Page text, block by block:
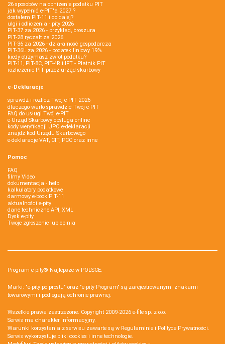
26 sposobów na obniżenie podatku PIT
jak wypełnić e-PIT'a 2027 ?
dostałem PIT-11 i co dalej?
ulgi i odliczenia - pity 2026
PIT-37 za 2026 - przykład, broszura
PIT-28 ryczałt za 2026
PIT-36 za 2026 - działalność gospodarcza
PIT-36L za 2026 - podatek liniowy 19%
kiedy otrzymasz zwrot podatku?
PIT-11, PIT-8C, PIT-4R i IFT - Płatnik PIT
rozliczenie PIT przez urząd skarbowy
e-Deklaracje
sprawdź i rozlicz Twój e PIT 2026
dlaczego warto sprawdzić Twój e-PIT
FAQ do usługi Twój e-PIT
e-Urząd Skarbowy obsługa online
kody weryfikacji UPO e-deklaracji
znajdź kod Urzędu Skarbowego
e-deklaracje VAT, CIT, PCC oraz inne
Pomoc
FAQ
filmy Video
dokumentacja - help
kalkulatory podatkowe
darmowy e-book PIT-11
aktualności e-pity
dane techniczne API, XML
Dysk e-pity
Twoje zgłoszenie lub opinia
Program e-pity® Najlepsze w POLSCE.
Marki: "e-pity po prostu" oraz "e-pity Program" są zarejestrowanymi znakami
towarowymi i podlegają ochronie prawnej.
Wszelkie prawa zastrzeżone. Copyright 2009-2026 e-file sp. z o.o.
Serwis ma charakter informacyjny.
Warunki korzystania z serwisu zawarte są w Regulaminie i Polityce Prywatności.
Serwis wykorzystuje pliki cookies i inne technologie.